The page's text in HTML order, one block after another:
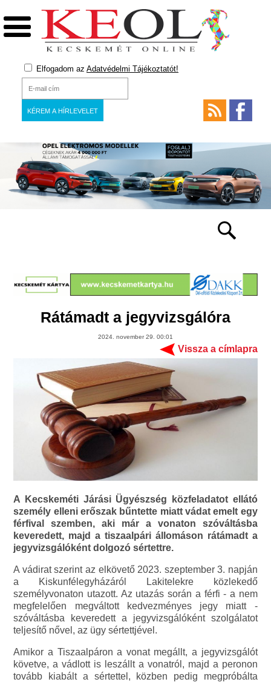
Elfogadom az Adatvédelmi Tájékoztatót!
Rátámadt a jegyvizsgálóra
2024. november 29. 00:01
Vissza a címlapra
A Kecskeméti Járási Ügyészség közfeladatot ellátó
személy elleni erőszak bűntette miatt vádat emelt egy
férfival szemben, aki már a vonaton szóváltásba
keveredett, majd a tiszaalpári állomáson rátámadt a
jegyvizsgálóként dolgozó sértettre.
A vádirat szerint az elkövető 2023. szeptember 3. napján
a Kiskunfélegyházáról Lakitelekre közlekedő
személyvonaton utazott. Az utazás során a férfi - a nem
megfelelően megváltott kedvezményes jegy miatt -
szóváltásba keveredett a jegyvizsgálóként szolgálatot
teljesítő nővel, az ügy sértettjével.
Amikor a Tiszaalpáron a vonat megállt, a jegyvizsgálót
követve, a vádlott is leszállt a vonatról, majd a peronon
tovább kiabált a sértettel, közben pedig megpróbálta